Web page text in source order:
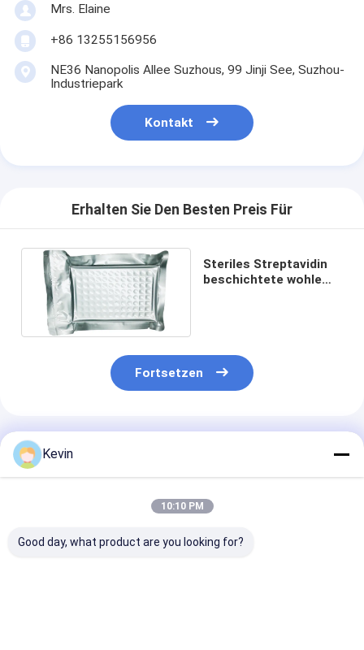
Mrs. Elaine
+86 13255156956
NE36 Nanopolis Allee Suzhous, 99 Jinji See, Suzhou-
Industriepark
Kontakt
Erhalten Sie Den Besten Preis Für
Steriles Streptavidin
beschichtete wohle
Fortsetzen
Empfohlene Produkte
Kevin
10:10 PM
Good day, what product are you looking for?